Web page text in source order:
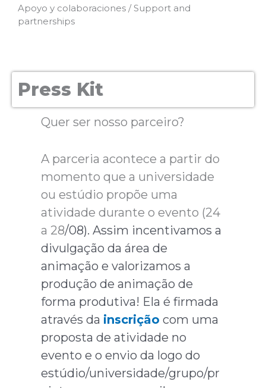
Apoyo y colaboraciones / Support and
partnerships
Press Kit
Quer ser nosso parceiro?
A parceria acontece a partir do
momento que a universidade
ou estúdio propõe uma
atividade durante o evento (24
a 28/08). Assim incentivamos a
divulgação da área de
animação e valorizamos a
produção de animação de
forma produtiva! Ela é firmada
através da inscrição com uma
proposta de atividade no
evento e o envio da logo do
estúdio/universidade/grupo/pr